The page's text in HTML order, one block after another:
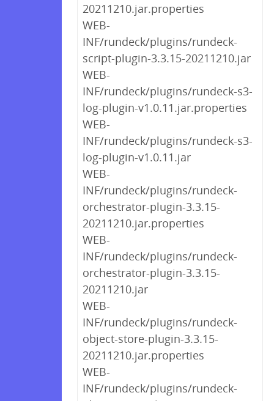
20211210.jar.properties
WEB-
INF/rundeck/plugins/rundeck-
script-plugin-3.3.15-20211210.jar
WEB-
INF/rundeck/plugins/rundeck-s3-
log-plugin-v1.0.11.jar.properties
WEB-
INF/rundeck/plugins/rundeck-s3-
log-plugin-v1.0.11.jar
WEB-
INF/rundeck/plugins/rundeck-
orchestrator-plugin-3.3.15-
20211210.jar.properties
WEB-
INF/rundeck/plugins/rundeck-
orchestrator-plugin-3.3.15-
20211210.jar
WEB-
INF/rundeck/plugins/rundeck-
object-store-plugin-3.3.15-
20211210.jar.properties
WEB-
INF/rundeck/plugins/rundeck-